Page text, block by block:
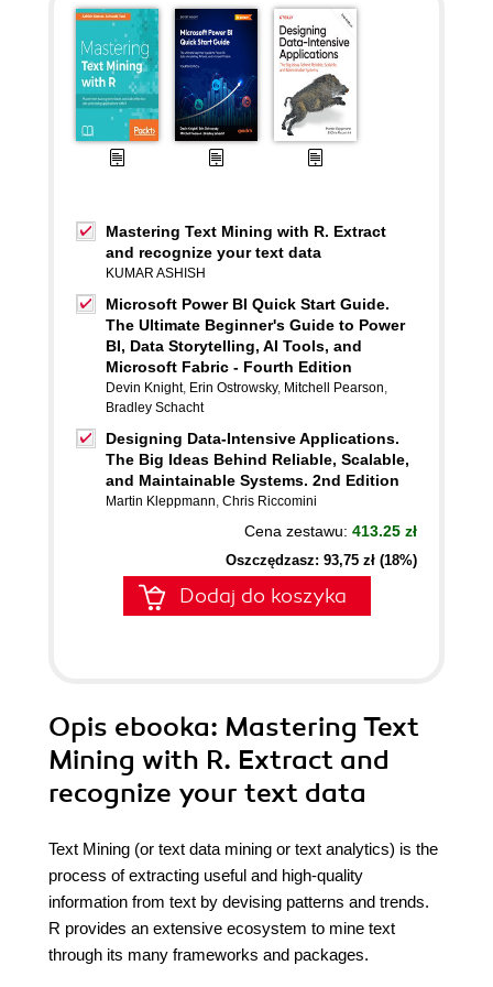
Mastering Text Mining with R. Extract
and recognize your text data
KUMAR ASHISH
Microsoft Power BI Quick Start Guide.
The Ultimate Beginner's Guide to Power
BI, Data Storytelling, AI Tools, and
Microsoft Fabric - Fourth Edition
Devin Knight, Erin Ostrowsky, Mitchell Pearson,
Bradley Schacht
Designing Data-Intensive Applications.
The Big Ideas Behind Reliable, Scalable,
and Maintainable Systems. 2nd Edition
Martin Kleppmann, Chris Riccomini
Cena zestawu: 413.25 zł
Oszczędzasz: 93,75 zł (18%)
Dodaj do koszyka
Opis ebooka: Mastering Text
Mining with R. Extract and
recognize your text data
Text Mining (or text data mining or text analytics) is the
process of extracting useful and high-quality
information from text by devising patterns and trends.
R provides an extensive ecosystem to mine text
through its many frameworks and packages.